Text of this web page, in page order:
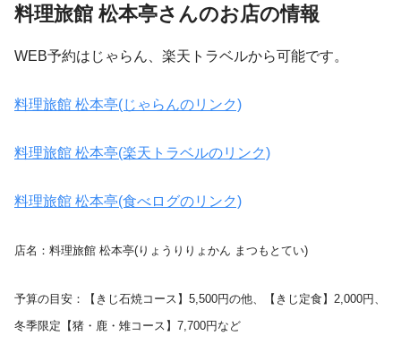
料理旅館 松本亭さんのお店の情報
WEB予約はじゃらん、楽天トラベルから可能です。
料理旅館 松本亭(じゃらんのリンク)
料理旅館 松本亭(楽天トラベルのリンク)
料理旅館 松本亭(食べログのリンク)
店名：料理旅館 松本亭(りょうりりょかん まつもとてい)
予算の目安：【きじ石焼コース】5,500円の他、【きじ定食】2,000円、
冬季限定【猪・鹿・雉コース】7,700円など